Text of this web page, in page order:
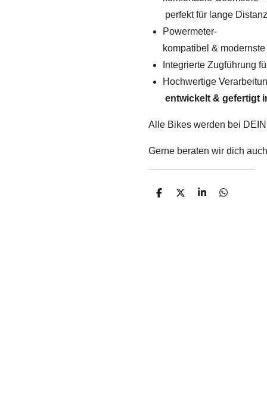
perfekt für lange
Powermeter-
kompatibel &
Integrierte Zugführung
Hochwertige
entwickelt & gefertigt
Alle Bikes werden bei
Gerne beraten wir dich
T
T
T
T